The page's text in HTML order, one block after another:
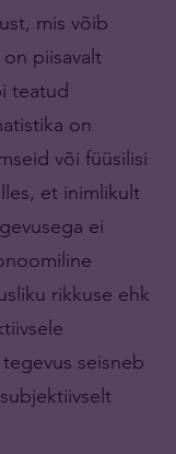
mis võib
piisavalt
teatud
on
või füüsilisi
et inimlikult
ei
rikkuse ehk
seisneb